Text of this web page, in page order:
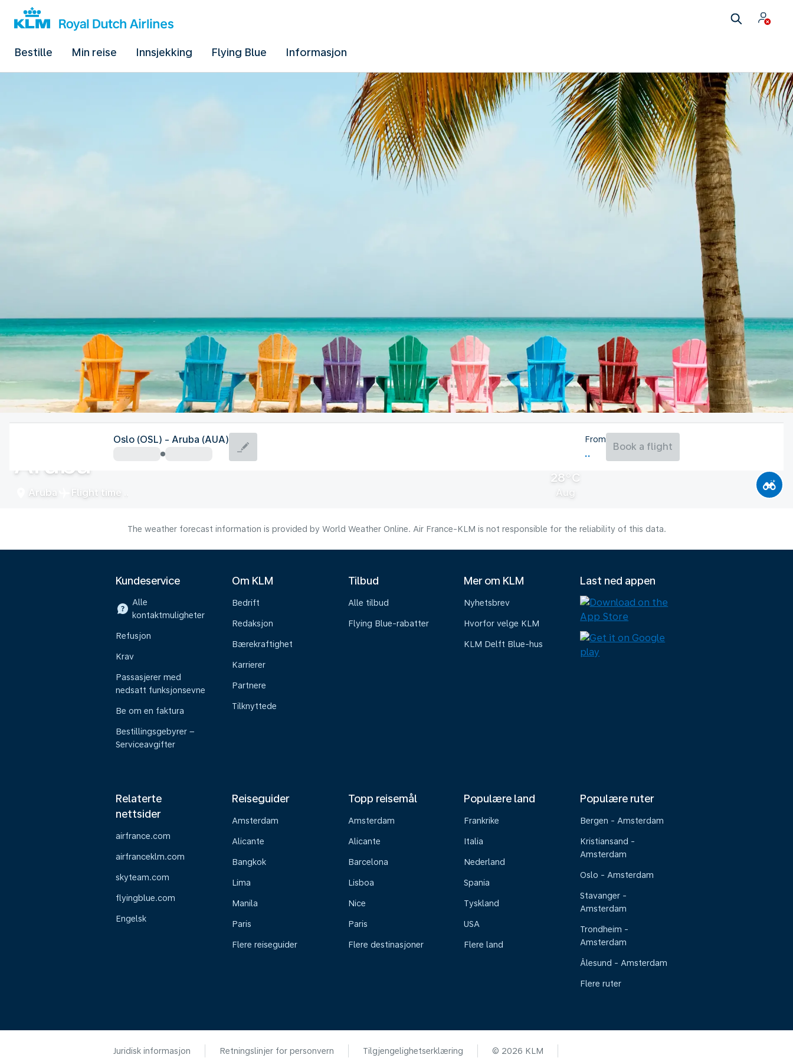
Bestille Min reise Innsjekking Flying Blue Informasjon
Aruba
Aruba Flight time
28°C
Aug
Oslo (OSL) - Aruba (AUA) From
Book a flight
The weather forecast information is provided by World Weather Online. Air France-KLM is not responsible for the reliability of this data.
Kundeservice
Alle
kontaktmuligheter
Refusjon
Krav
Passasjerer med
nedsatt funksjonsevne
Be om en faktura
Bestillingsgebyrer –
Serviceavgifter
Om KLM
Bedrift
Redaksjon
Bærekraftighet
Karrierer
Partnere
Tilknyttede
Tilbud
Alle tilbud
Flying Blue-rabatter
Mer om KLM
Nyhetsbrev
Hvorfor velge KLM
KLM Delft Blue-hus
Last ned appen
Relaterte
nettsider
airfrance.com
airfranceklm.com
skyteam.com
flyingblue.com
Engelsk
Reiseguider
Amsterdam
Alicante
Bangkok
Lima
Manila
Paris
Flere reiseguider
Topp reisemål
Amsterdam
Alicante
Barcelona
Lisboa
Nice
Paris
Flere destinasjoner
Populære land
Frankrike
Italia
Nederland
Spania
Tyskland
USA
Flere land
Populære ruter
Bergen - Amsterdam
Kristiansand -
Amsterdam
Oslo - Amsterdam
Stavanger -
Amsterdam
Trondheim -
Amsterdam
Ålesund - Amsterdam
Flere ruter
Juridisk informasjon Retningslinjer for personvern Tilgjengelighetserklæring © 2026 KLM